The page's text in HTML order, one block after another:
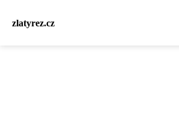
zlatyrez.cz